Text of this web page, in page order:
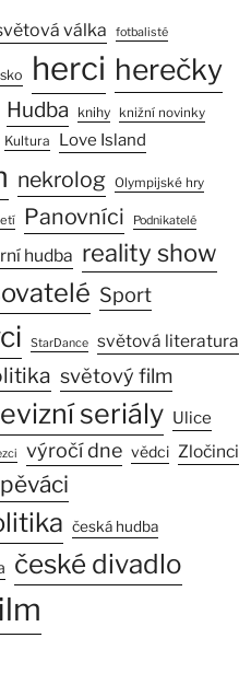
válka fotbalisté
herci herečky
Hudba knihy knižní novinky
Kultura Love Island
nekrolog Olympijské hry
Panovníci Podnikatelé
hudba reality show
Sport
StarDance světová literatura
světový film
seriály Ulice
výročí dne vědci Zločinci
česká hudba
české divadlo